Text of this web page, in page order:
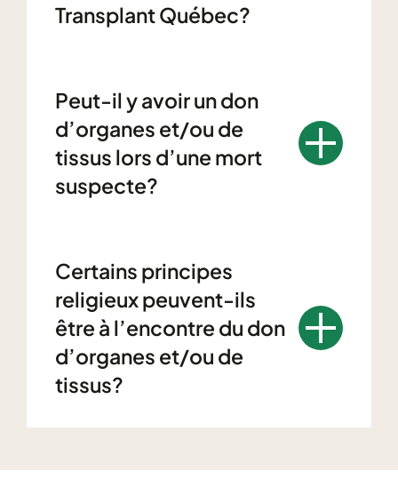
Transplant Québec?
Peut-il y avoir un don
d’organes et/ou de
tissus lors d’une mort
suspecte?
Certains principes
religieux peuvent-ils
être à l’encontre du don
d’organes et/ou de
tissus?